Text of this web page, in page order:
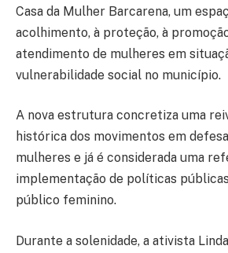
Casa da Mulher Barcarena, um
acolhimento, à proteção, à
atendimento de mulheres em
vulnerabilidade social no município.
A nova estrutura concretiza uma
histórica dos movimentos em
mulheres e já é considerada uma
implementação de políticas
público feminino.
Durante a solenidade, a ativista